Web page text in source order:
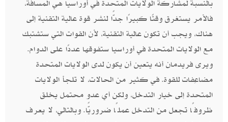
بالنسبة لمشاركة الولايات المتحدة في أوراسيا هي المسافة،
فالأمر يستغرق وقتًا كبيرًا جدًّا لنشر قوة عالية التقنية إلى
هناك، ويجب أن تكون عالية التقنية، لأن القوات التي ستشتبك
مع الولايات المتحدة في أوراسيا ستفوقها عددًا على الدوام.
ويرى فريدمان أنه يتعين أن يكون لدى الولايات المتحدة
مضاعِفات للقوة. في كثير من الحالات، لا تلجأ الولايات
المتحدة إلى خيار التدخل، ولكن أي عدو محتمل يخلق
ظروفًا تجعل من التدخل عملًا ضروريًّا. وبالتالي، لا يعرف